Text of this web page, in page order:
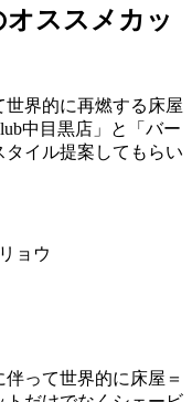
ススメカッ
界的に再燃する床屋
中目黒店」と「バー
イル提案してもらい
ョウ
って世界的に床屋＝